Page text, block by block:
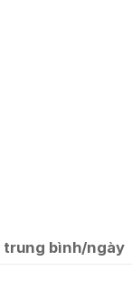
trung bình/ngày